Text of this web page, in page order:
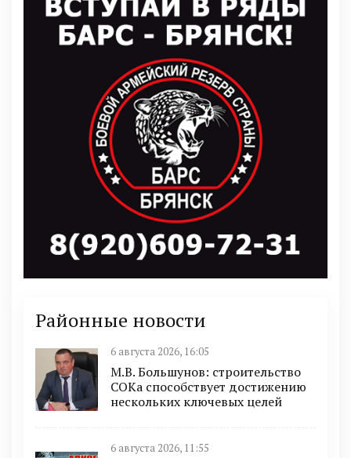
Районные новости
6 августа 2026, 16:05
М.В. Большунов: строительство
СОКа способствует достижению
нескольких ключевых целей
6 августа 2026, 11:55